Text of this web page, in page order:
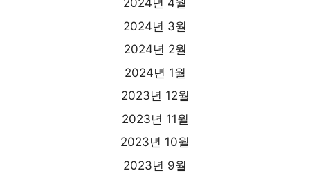
2024년 4월
2024년 3월
2024년 2월
2024년 1월
2023년 12월
2023년 11월
2023년 10월
2023년 9월